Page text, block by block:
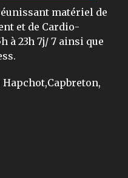
matériel de
et de Cardio-
à 23h 7j/ 7 ainsi que
Hapchot,Capbreton,